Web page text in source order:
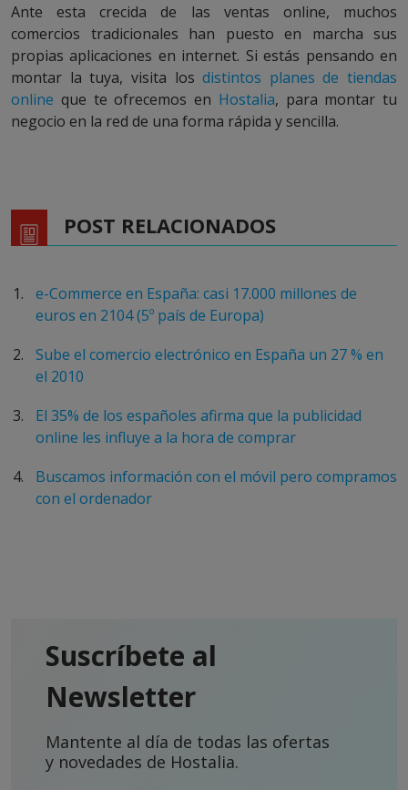
Ante esta crecida de las ventas online, muchos
comercios tradicionales han puesto en marcha sus
propias aplicaciones en internet. Si estás pensando en
montar la tuya, visita losdistintos planes de tiendas
online que te ofrecemos en Hostalia, para montar tu
negocio en la red de una forma rápida y sencilla.
POST RELACIONADOS
e-Commerce en España: casi 17.000 millones de
euros en 2104 (5º país de Europa)
Sube el comercio electrónico en España un 27 % en
el 2010
El 35% de los españoles afirma que la publicidad
online les influye a la hora de comprar
Buscamos información con el móvil pero compramos
con el ordenador
Suscríbete al
Newsletter
Mantente al día de todas las ofertas
y novedades de Hostalia.